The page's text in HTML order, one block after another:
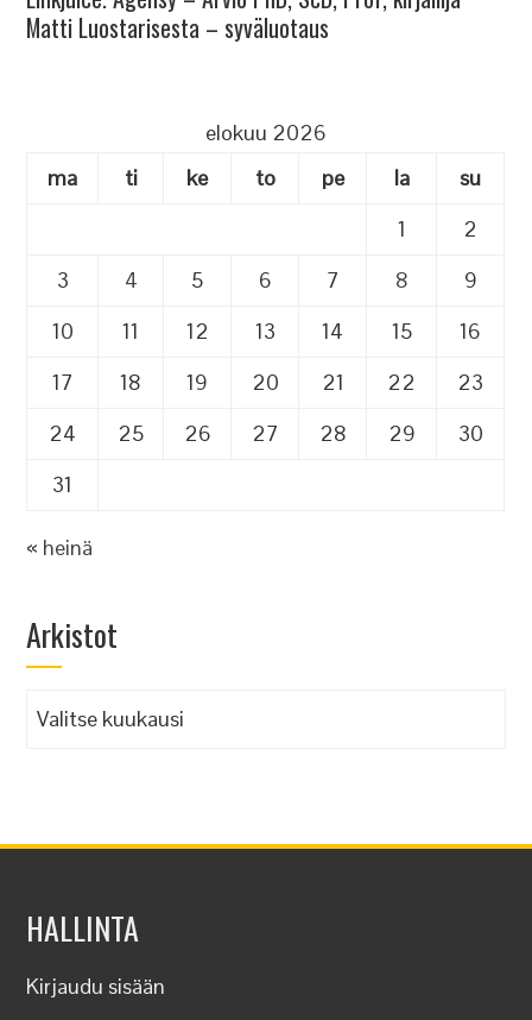
Matti Luostarisesta – syväluotaus
elokuu 2026
ma
ti ke to pe la
su
1
2
3
4 5 6 7 8
9
10
11 12 13 14 15
16
17
18 19 20 21 22
23
24
25 26 27 28 29
30
31
« heinä
Arkistot
Arkistot
HALLINTA
Kirjaudu sisään